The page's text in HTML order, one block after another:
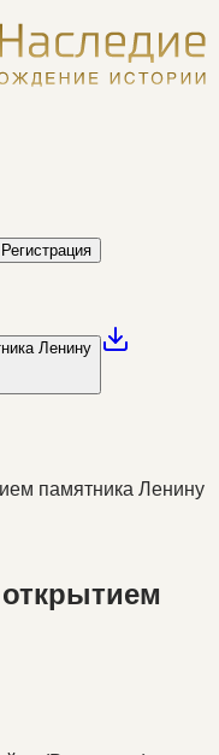
Регистрация
памятника Ленину